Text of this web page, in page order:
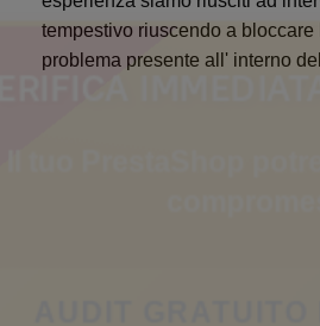
tempestivo riuscendo a bloccare
problema presente all' interno